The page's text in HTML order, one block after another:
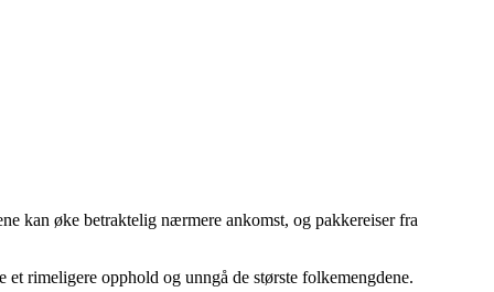
kan øke betraktelig nærmere ankomst, og pakkereiser fra
rimeligere opphold og unngå de største folkemengdene.